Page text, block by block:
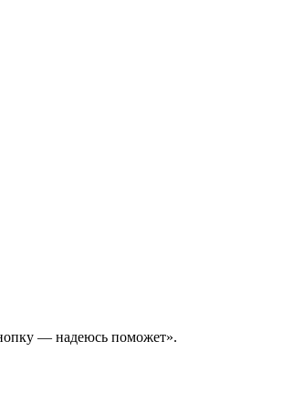
— надеюсь поможет».